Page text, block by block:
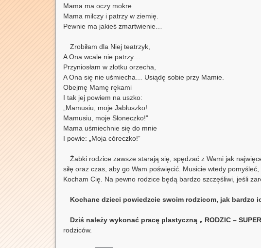
Mama ma oczy mokre.
Mama milczy i patrzy w ziemię.
Pewnie ma jakieś zmartwienie…
Zrobiłam dla Niej teatrzyk,
A Ona wcale nie patrzy…
Przyniosłam w złotku orzecha,
A Ona się nie uśmiecha… Usiądę sobie przy Mamie.
Obejmę Mamę rękami
I tak jej powiem na uszko:
„Mamusiu, moje Jabłuszko!
Mamusiu, moje Słoneczko!”
Mama uśmiechnie się do mnie
I powie: „Moja córeczko!”
Żabki rodzice zawsze starają się, spędzać z Wami jak
siłę oraz czas, aby go Wam poświęcić. Musicie wtedy
Kocham Cię. Na pewno rodzice będą bardzo szczęśliwi, jeśli
Kochane dzieci powiedzcie swoim rodzicom, jak bardzo
Dziś należy wykonać pracę plastyczną „ RODZIC –
rodziców.